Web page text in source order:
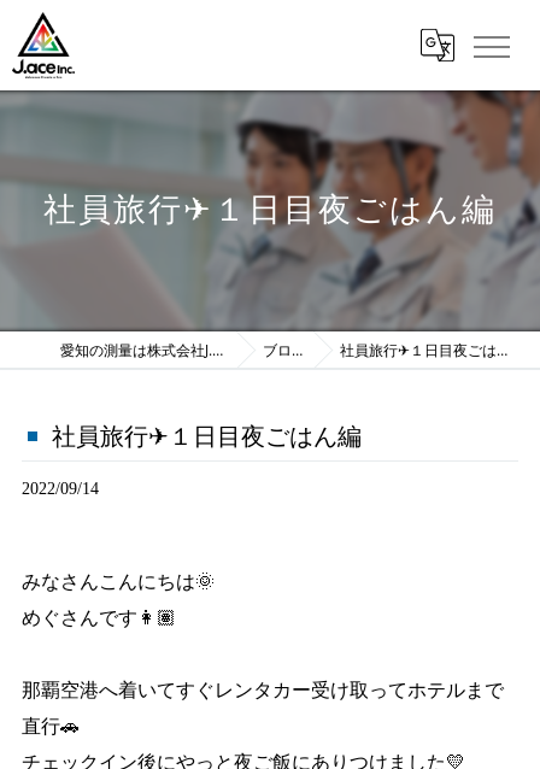
社員旅行✈１日目夜ごはん編
愛知の測量は株式会社J.ace ブログ 社員旅行✈１日目夜ごはん編
社員旅行✈１日目夜ごはん編
2022/09/14
みなさんこんにちは🌞
めぐさんです👩🏽
那覇空港へ着いてすぐレンタカー受け取ってホテルまで
直行🚗
チェックイン後にやっと夜ご飯にありつけました💛